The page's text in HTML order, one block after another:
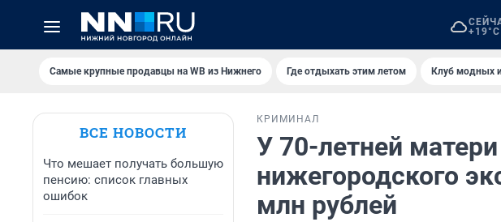
+19°C
Самые крупные продавцы на WB из Нижнего Где отдыхать этим летом Клуб модных
ВСЕ НОВОСТИ
Что мешает получать большую
пенсию: список главных
ошибок
КРИМИНАЛ
У 70-летней
нижегородского
млн рублей